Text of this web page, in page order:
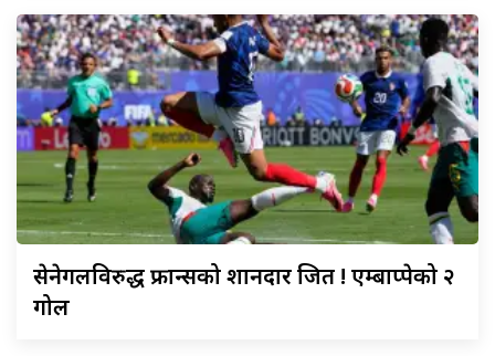
सेनेगलविरुद्धफ्रान्सको शानदार जित ! एम्बाप्पेको २
गोल